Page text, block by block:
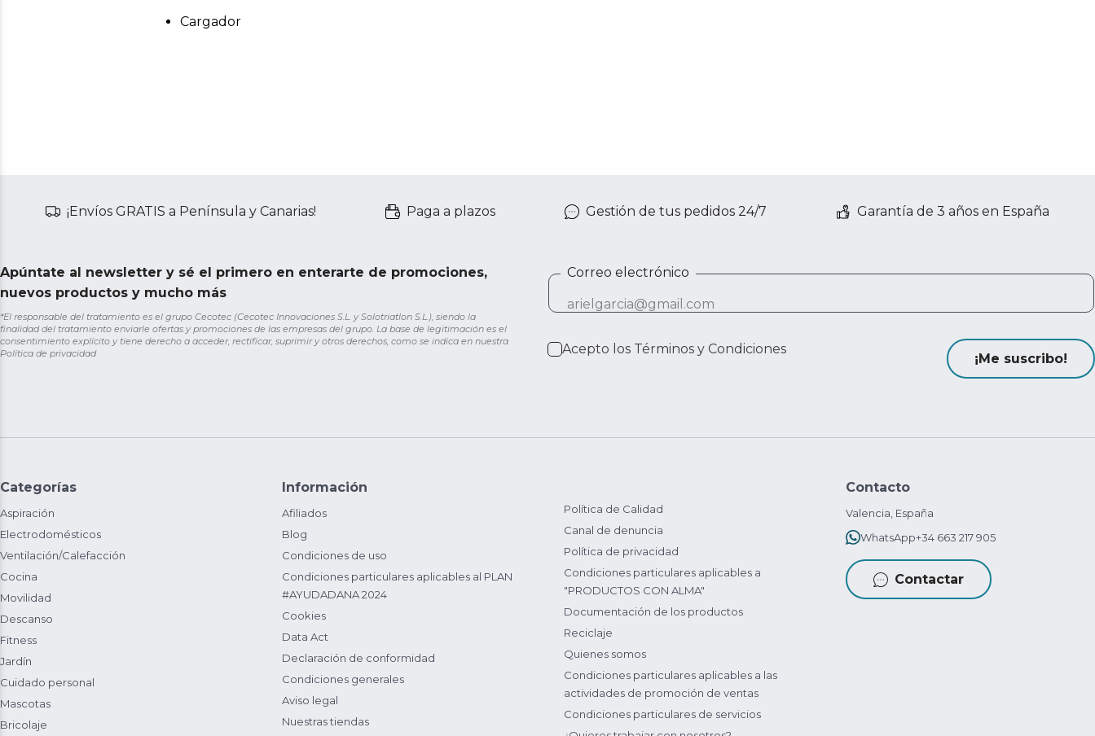
Cargador
¡Envíos GRATIS a Península y Canarias! Paga a plazos Gestión de tus pedidos 24/7 Garantía de 3 años en España
Apúntate al newsletter y sé el primero en enterarte de promociones,
nuevos productos y mucho más
*El responsable del tratamiento es el grupo Cecotec (Cecotec Innovaciones S.L. y Solotriatlon S.L.), siendo la
finalidad del tratamiento enviarle ofertas y promociones de las empresas del grupo. La base de legitimación es el
consentimiento explícito y tiene derecho a acceder, rectificar, suprimir y otros derechos, como se indica en nuestra
Política de privacidad
Correo electrónico
Acepto los Términos y Condiciones
¡Me suscribo!
Categorías
Aspiración
Electrodomésticos
Ventilación/Calefacción
Cocina
Movilidad
Descanso
Fitness
Jardín
Cuidado personal
Mascotas
Bricolaje
Información
Afiliados
Blog
Condiciones de uso
Condiciones particulares aplicables al PLAN
#AYUDADANA 2024
Cookies
Data Act
Declaración de conformidad
Condiciones generales
Aviso legal
Nuestras tiendas
Política de Calidad
Canal de denuncia
Política de privacidad
Condiciones particulares aplicables a
"PRODUCTOS CON ALMA"
Documentación de los productos
Reciclaje
Quienes somos
Condiciones particulares aplicables a las
actividades de promoción de ventas
Condiciones particulares de servicios
Contacto
Valencia, España
WhatsApp+34 663 217 905
Contactar